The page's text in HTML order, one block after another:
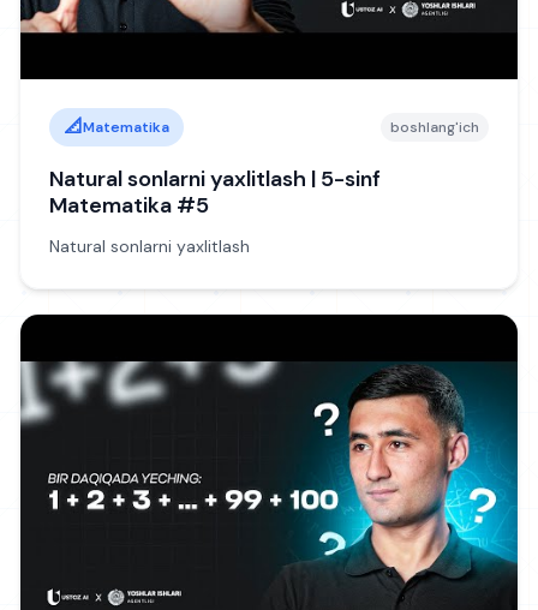
📐Matematika boshlang'ich
Natural sonlarni yaxlitlash | 5-sinf
Matematika #5
Natural sonlarni yaxlitlash